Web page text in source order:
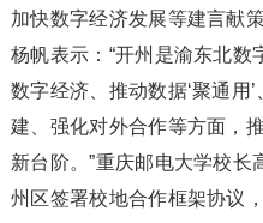
加快数字经济发展等建言献
杨帆表示：“开州是渝东北数
数字经济、推动数据‘聚通用
建、强化对外合作等方面，
新台阶。”重庆邮电大学校
州区签署校地合作框架协议